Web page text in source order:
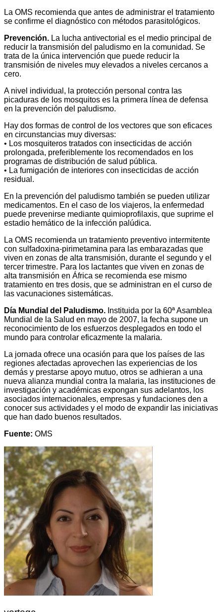
La OMS recomienda que antes de administrar el tratamiento
se confirme el diagnóstico con métodos parasitológicos.
Prevención. La lucha antivectorial es el medio principal de
reducir la transmisión del paludismo en la comunidad. Se
trata de la única intervención que puede reducir la
transmisión de niveles muy elevados a niveles cercanos a
cero.
A nivel individual, la protección personal contra las
picaduras de los mosquitos es la primera línea de defensa
en la prevención del paludismo.
Hay dos formas de control de los vectores que son eficaces
en circunstancias muy diversas:
• Los mosquiteros tratados con insecticidas de acción
prolongada, preferiblemente los recomendados en los
programas de distribución de salud pública.
• La fumigación de interiores con insecticidas de acción
residual.
En la prevención del paludismo también se pueden utilizar
medicamentos. En el caso de los viajeros, la enfermedad
puede prevenirse mediante quimioprofilaxis, que suprime el
estadio hemático de la infección palúdica.
La OMS recomienda un tratamiento preventivo intermitente
con sulfadoxina-pirimetamina para las embarazadas que
viven en zonas de alta transmisión, durante el segundo y el
tercer trimestre. Para los lactantes que viven en zonas de
alta transmisión en África se recomienda ese mismo
tratamiento en tres dosis, que se administran en el curso de
las vacunaciones sistemáticas.
Día Mundial del Paludismo. Instituida por la 60ª Asamblea
Mundial de la Salud en mayo de 2007, la fecha supone un
reconocimiento de los esfuerzos desplegados en todo el
mundo para controlar eficazmente la malaria.
La jornada ofrece una ocasión para que los países de las
regiones afectadas aprovechen las experiencias de los
demás y prestarse apoyo mutuo, otros se adhieran a una
nueva alianza mundial contra la malaria, las instituciones de
investigación y académicas expongan sus adelantos, los
asociados internacionales, empresas y fundaciones den a
conocer sus actividades y el modo de expandir las iniciativas
que han dado buenos resultados.
Fuente: OMS